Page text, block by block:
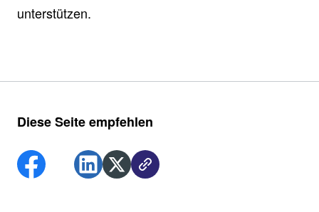
unterstützen.
Diese Seite empfehlen